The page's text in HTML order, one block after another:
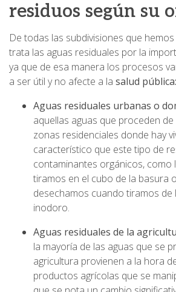
residuos según su
De todas las subdivisiones que
trata las aguas residuales por la
ya que de esa manera los procesos
a ser útil y no afecte a la salud pública:
Aguas residuales urbanas o
aquellas aguas que proceden
zonas residenciales donde hay
característico que este tipo de
contaminantes orgánicos, como
tiramos en el cubo de la basura
desechamos cuando tiramos de
inodoro.
Aguas residuales de la
la mayoría de las aguas que se
agricultura provienen a la hora
productos agrícolas que se